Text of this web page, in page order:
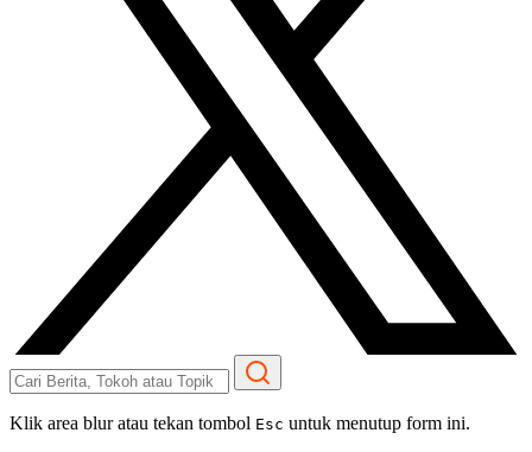
Klik area blur atau tekan tombol Esc untuk menutup form ini.